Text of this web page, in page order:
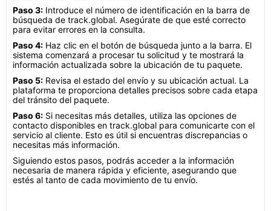
Paso 3: Introduce el número de identificación en la barra de
búsqueda de track.global. Asegúrate de que esté correcto
para evitar errores en la consulta.
Paso 4: Haz clic en el botón de búsqueda junto a la barra. El
sistema comenzará a procesar tu solicitud y te mostrará la
información actualizada sobre la ubicación de tu paquete.
Paso 5: Revisa el estado del envío y su ubicación actual. La
plataforma te proporciona detalles precisos sobre cada etapa
del tránsito del paquete.
Paso 6: Si necesitas más detalles, utiliza las opciones de
contacto disponibles en track.global para comunicarte con el
servicio al cliente. Esto es útil si encuentras discrepancias o
necesitas más información.
Siguiendo estos pasos, podrás acceder a la información
necesaria de manera rápida y eficiente, asegurando que
estés al tanto de cada movimiento de tu envío.